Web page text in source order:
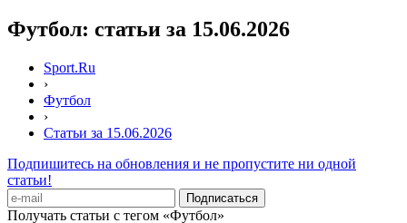
Футбол: статьи за 15.06.2026
Sport.Ru
›
Футбол
›
Статьи за 15.06.2026
Подпишитесь на обновления и не пропустите ни одной
статьи!
Получать статьи с тегом «Футбол»